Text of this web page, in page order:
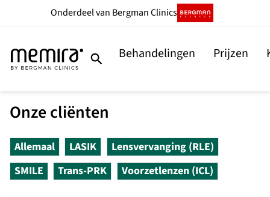
Onderdeelvan Bergman Clinics
Behandelingen Prijzen
Onze cliënten
Allemaal LASIK
Lensvervanging (RLE)
SMILE
Trans-PRK Voorzetlenzen (ICL)